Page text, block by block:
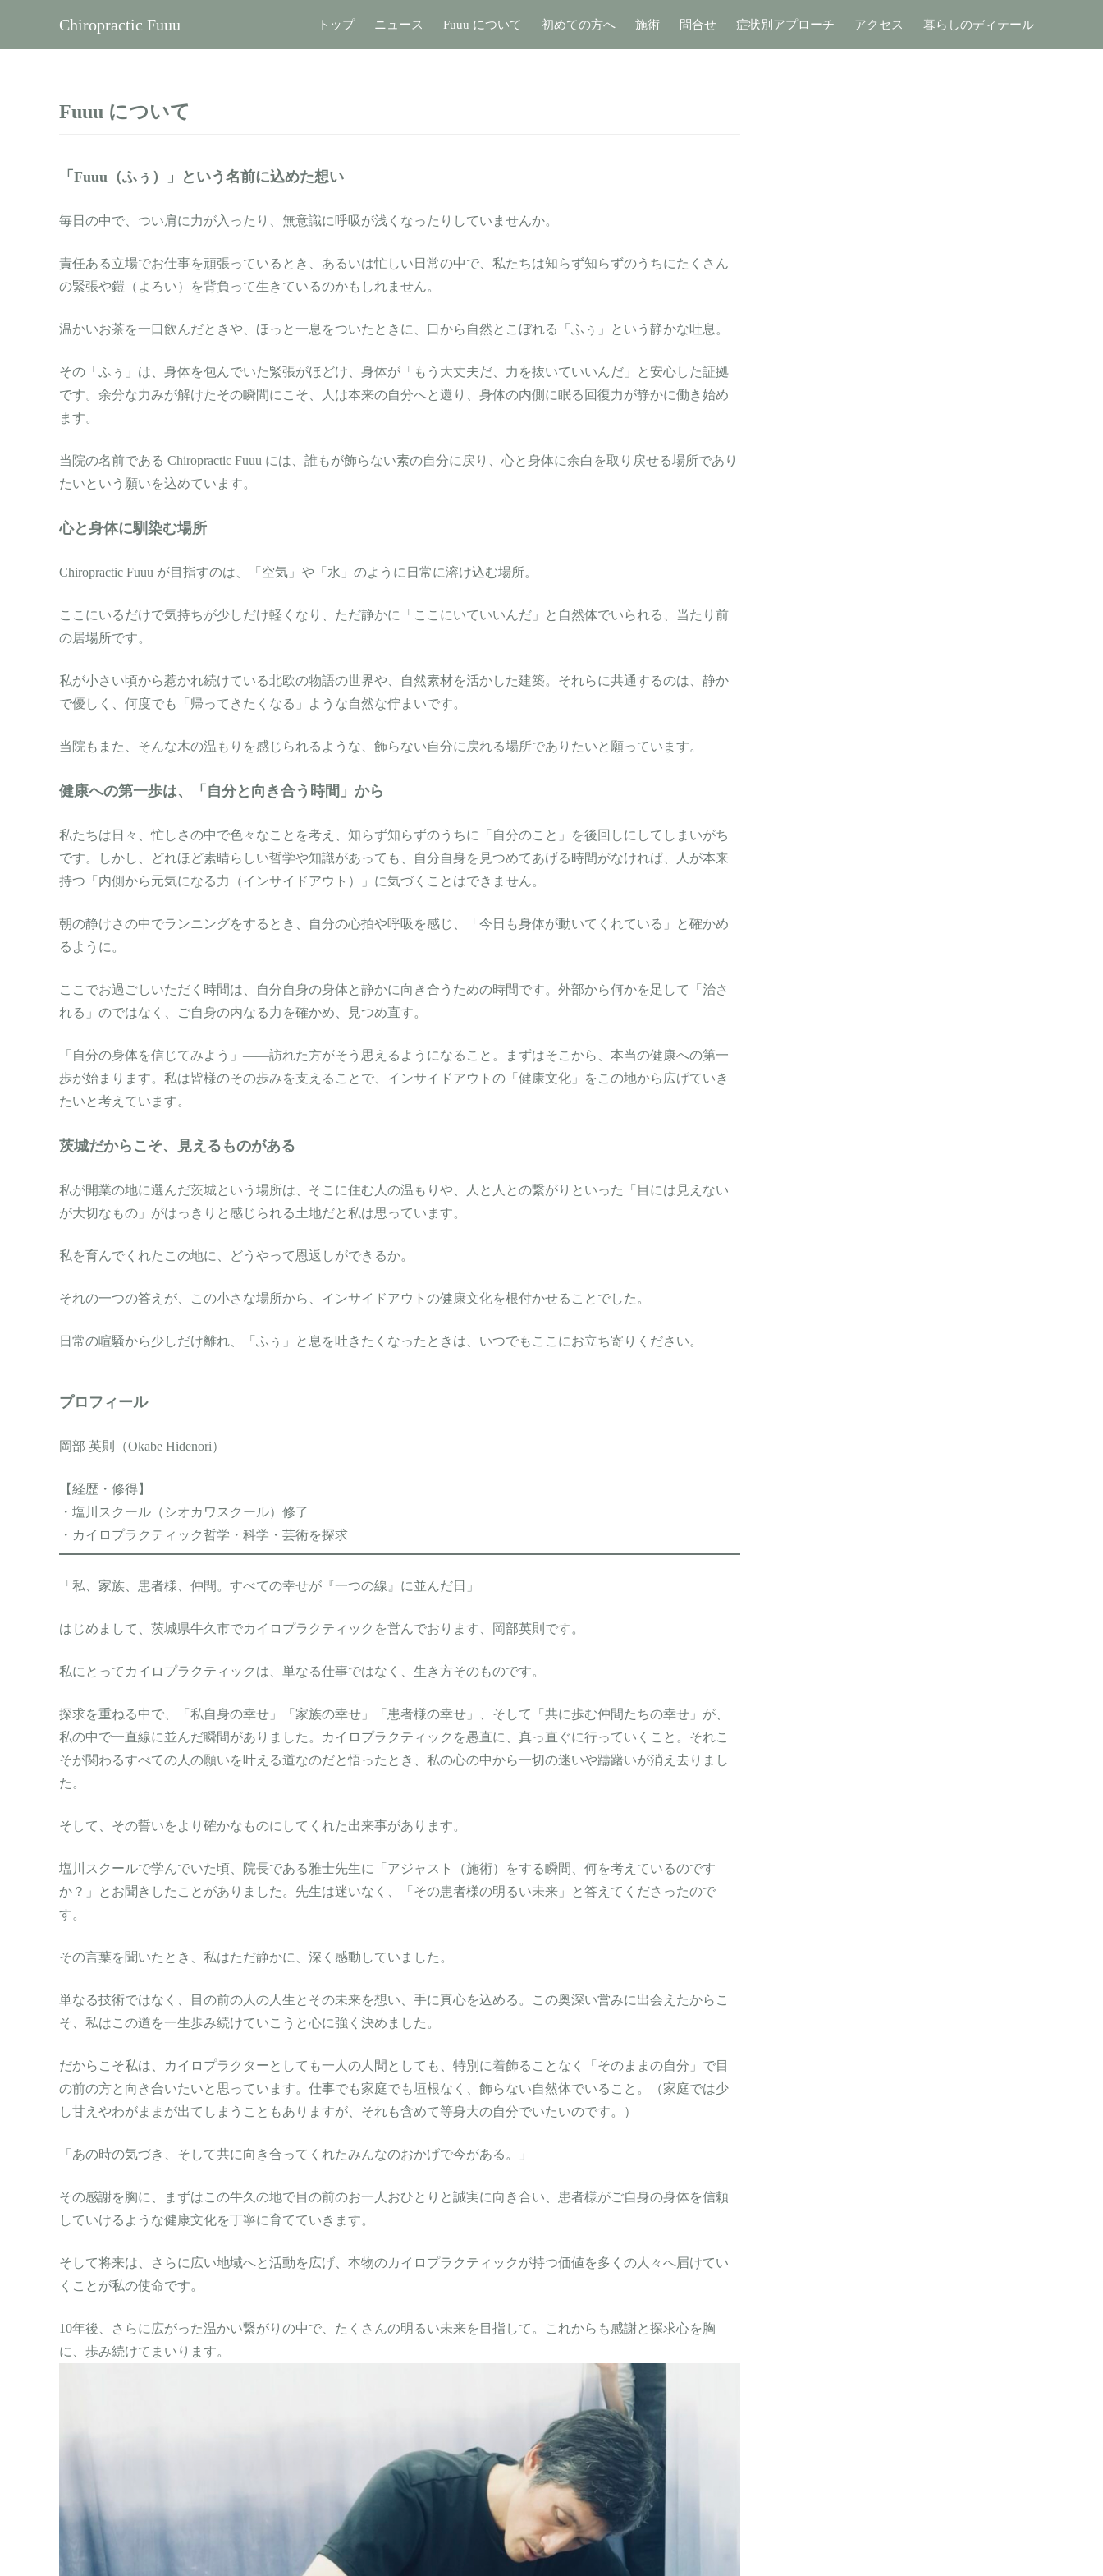
Chiropractic Fuuu トップ ニュース Fuuu について 初めての方へ 施術 問合せ 症状別アプローチ アクセス 暮らしのディテール
Fuuu について
「Fuuu（ふぅ）」という名前に込めた想い
毎日の中で、つい肩に力が入ったり、無意識に呼吸が浅くなったりしていませんか。
責任ある立場でお仕事を頑張っているとき、あるいは忙しい日常の中で、私たちは知らず知らずのうちにたくさん
の緊張や鎧（よろい）を背負って生きているのかもしれません。
温かいお茶を一口飲んだときや、ほっと一息をついたときに、口から自然とこぼれる「ふぅ」という静かな吐息。
その「ふぅ」は、身体を包んでいた緊張がほどけ、身体が「もう大丈夫だ、力を抜いていいんだ」と安心した証拠
です。余分な力みが解けたその瞬間にこそ、人は本来の自分へと還り、身体の内側に眠る回復力が静かに働き始め
ます。
当院の名前である Chiropractic Fuuu には、誰もが飾らない素の自分に戻り、心と身体に余白を取り戻せる場所であり
たいという願いを込めています。
心と身体に馴染む場所
Chiropractic Fuuu が目指すのは、「空気」や「水」のように日常に溶け込む場所。
ここにいるだけで気持ちが少しだけ軽くなり、ただ静かに「ここにいていいんだ」と自然体でいられる、当たり前
の居場所です。
私が小さい頃から惹かれ続けている北欧の物語の世界や、自然素材を活かした建築。それらに共通するのは、静か
で優しく、何度でも「帰ってきたくなる」ような自然な佇まいです。
当院もまた、そんな木の温もりを感じられるような、飾らない自分に戻れる場所でありたいと願っています。
健康への第一歩は、「自分と向き合う時間」から
私たちは日々、忙しさの中で色々なことを考え、知らず知らずのうちに「自分のこと」を後回しにしてしまいがち
です。しかし、どれほど素晴らしい哲学や知識があっても、自分自身を見つめてあげる時間がなければ、人が本来
持つ「内側から元気になる力（インサイドアウト）」に気づくことはできません。
朝の静けさの中でランニングをするとき、自分の心拍や呼吸を感じ、「今日も身体が動いてくれている」と確かめ
るように。
ここでお過ごしいただく時間は、自分自身の身体と静かに向き合うための時間です。外部から何かを足して「治さ
れる」のではなく、ご自身の内なる力を確かめ、見つめ直す。
「自分の身体を信じてみよう」——訪れた方がそう思えるようになること。まずはそこから、本当の健康への第一
歩が始まります。私は皆様のその歩みを支えることで、インサイドアウトの「健康文化」をこの地から広げていき
たいと考えています。
茨城だからこそ、見えるものがある
私が開業の地に選んだ茨城という場所は、そこに住む人の温もりや、人と人との繋がりといった「目には見えない
が大切なもの」がはっきりと感じられる土地だと私は思っています。
私を育んでくれたこの地に、どうやって恩返しができるか。
それの一つの答えが、この小さな場所から、インサイドアウトの健康文化を根付かせることでした。
日常の喧騒から少しだけ離れ、「ふぅ」と息を吐きたくなったときは、いつでもここにお立ち寄りください。
プロフィール
岡部 英則（Okabe Hidenori）
【経歴・修得】
・塩川スクール（シオカワスクール）修了
・カイロプラクティック哲学・科学・芸術を探求
「私、家族、患者様、仲間。すべての幸せが『一つの線』に並んだ日」
はじめまして、茨城県牛久市でカイロプラクティックを営んでおります、岡部英則です。
私にとってカイロプラクティックは、単なる仕事ではなく、生き方そのものです。
探求を重ねる中で、「私自身の幸せ」「家族の幸せ」「患者様の幸せ」、そして「共に歩む仲間たちの幸せ」が、
私の中で一直線に並んだ瞬間がありました。カイロプラクティックを愚直に、真っ直ぐに行っていくこと。それこ
そが関わるすべての人の願いを叶える道なのだと悟ったとき、私の心の中から一切の迷いや躊躇いが消え去りまし
た。
そして、その誓いをより確かなものにしてくれた出来事があります。
塩川スクールで学んでいた頃、院長である雅士先生に「アジャスト（施術）をする瞬間、何を考えているのです
か？」とお聞きしたことがありました。先生は迷いなく、「その患者様の明るい未来」と答えてくださったので
す。
その言葉を聞いたとき、私はただ静かに、深く感動していました。
単なる技術ではなく、目の前の人の人生とその未来を想い、手に真心を込める。この奥深い営みに出会えたからこ
そ、私はこの道を一生歩み続けていこうと心に強く決めました。
だからこそ私は、カイロプラクターとしても一人の人間としても、特別に着飾ることなく「そのままの自分」で目
の前の方と向き合いたいと思っています。仕事でも家庭でも垣根なく、飾らない自然体でいること。（家庭では少
し甘えやわがままが出てしまうこともありますが、それも含めて等身大の自分でいたいのです。）
「あの時の気づき、そして共に向き合ってくれたみんなのおかげで今がある。」
その感謝を胸に、まずはこの牛久の地で目の前のお一人おひとりと誠実に向き合い、患者様がご自身の身体を信頼
していけるような健康文化を丁寧に育てていきます。
そして将来は、さらに広い地域へと活動を広げ、本物のカイロプラクティックが持つ価値を多くの人々へ届けてい
くことが私の使命です。
10年後、さらに広がった温かい繋がりの中で、たくさんの明るい未来を目指して。これからも感謝と探求心を胸
に、歩み続けてまいります。